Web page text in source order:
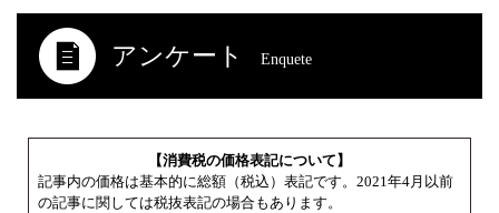
アンケート Enquete
【消費税の価格表記について】
記事内の価格は基本的に総額（税込）表記です。2021年4月以前
の記事に関しては税抜表記の場合もあります。